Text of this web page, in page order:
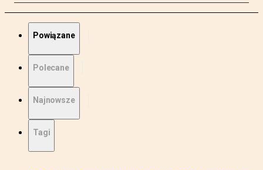
Powiązane
Polecane
Najnowsze
Tagi